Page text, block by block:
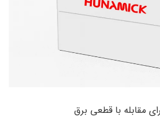
مقابله با قطعی برق